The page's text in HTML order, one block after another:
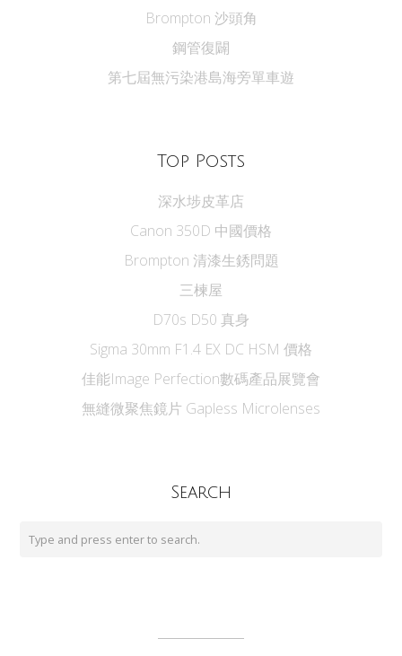
Brompton 沙頭角
鋼管復闢
第七屆無污染港島海旁單車遊
Top Posts
深水埗皮革店
Canon 350D 中國價格
Brompton 清漆生銹問題
三楝屋
D70s D50 真身
Sigma 30mm F1.4 EX DC HSM 價格
佳能Image Perfection數碼產品展覽會
無縫微聚焦鏡片 Gapless Microlenses
Search